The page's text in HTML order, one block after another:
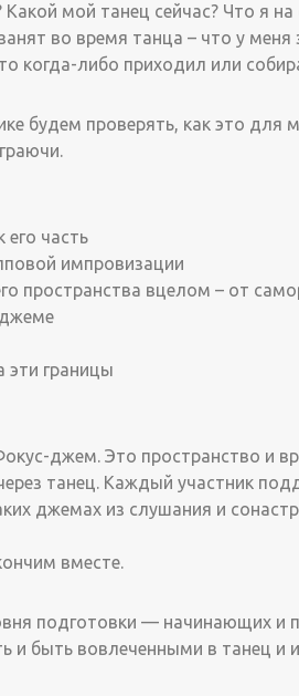
мой танец сейчас? Что я
во время танца – что у меня
когда-либо приходил или
будем проверять, как это для
часть
импровизации
пространства вцелом – от
границы
джем. Это пространство и
танец. Каждый участник
джемах из слушания и
вместе.
подготовки — начинающих
и быть вовлеченными в танец и